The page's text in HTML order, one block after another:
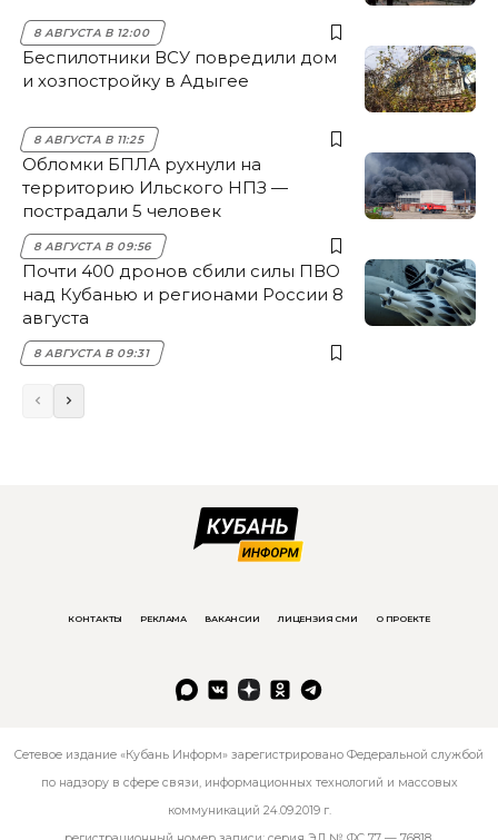
8 АВГУСТА В 12:00
Беспилотники ВСУ повредили дом
и хозпостройку в Адыгее
8 АВГУСТА В 11:25
Обломки БПЛА рухнули на
территорию Ильского НПЗ —
пострадали 5 человек
8 АВГУСТА В 09:56
Почти 400 дронов сбили силы ПВО
над Кубанью и регионами России 8
августа
8 АВГУСТА В 09:31
КОНТАКТЫ РЕКЛАМА ВАКАНСИИ ЛИЦЕНЗИЯ СМИ О ПРОЕКТЕ
Сетевое издание «Кубань Информ» зарегистрировано Федеральной службой
по надзору в сфере связи, информационных технологий и массовых
коммуникаций 24.09.2019 г.